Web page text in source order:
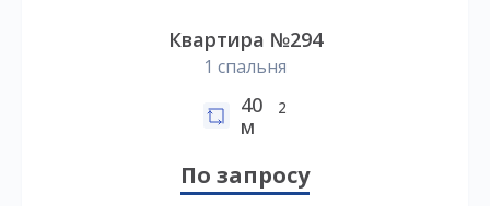
Квартира №294
1 спальня
40
м
2
По запросу